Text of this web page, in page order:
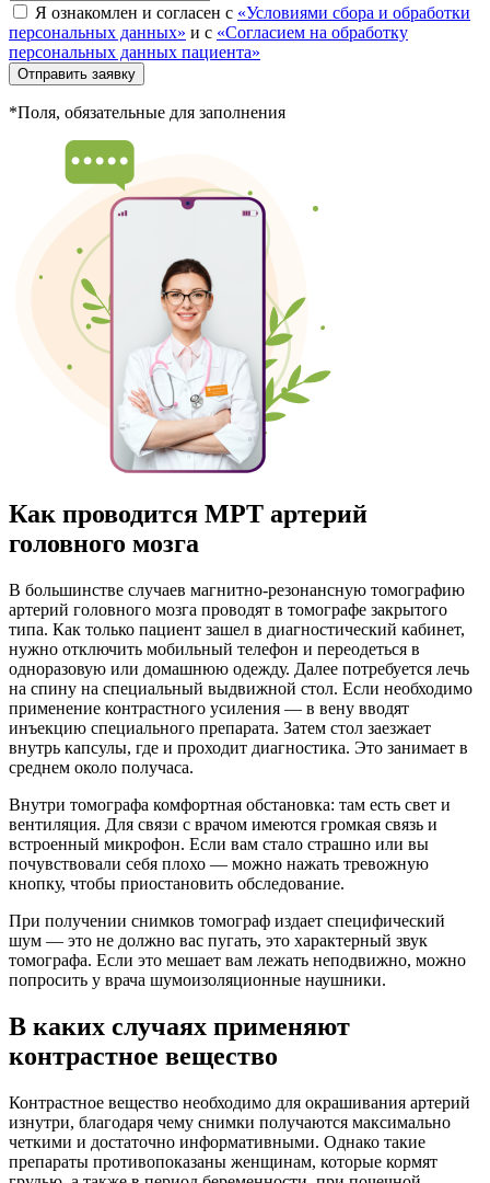
Я ознакомлен и согласен с «Условиями сбора и обработки
персональных данных» и с «Согласием на обработку
персональных данных пациента»
Отправить заявку
*Поля, обязательные для заполнения
Как проводится МРТ артерий
головного мозга
В большинстве случаев магнитно-резонансную томографию
артерий головного мозга проводят в томографе закрытого
типа. Как только пациент зашел в диагностический кабинет,
нужно отключить мобильный телефон и переодеться в
одноразовую или домашнюю одежду. Далее потребуется лечь
на спину на специальный выдвижной стол. Если необходимо
применение контрастного усиления — в вену вводят
инъекцию специального препарата. Затем стол заезжает
внутрь капсулы, где и проходит диагностика. Это занимает в
среднем около получаса.
Внутри томографа комфортная обстановка: там есть свет и
вентиляция. Для связи с врачом имеются громкая связь и
встроенный микрофон. Если вам стало страшно или вы
почувствовали себя плохо — можно нажать тревожную
кнопку, чтобы приостановить обследование.
При получении снимков томограф издает специфический
шум — это не должно вас пугать, это характерный звук
томографа. Если это мешает вам лежать неподвижно, можно
попросить у врача шумоизоляционные наушники.
В каких случаях применяют
контрастное вещество
Контрастное вещество необходимо для окрашивания артерий
изнутри, благодаря чему снимки получаются максимально
четкими и достаточно информативными. Однако такие
препараты противопоказаны женщинам, которые кормят